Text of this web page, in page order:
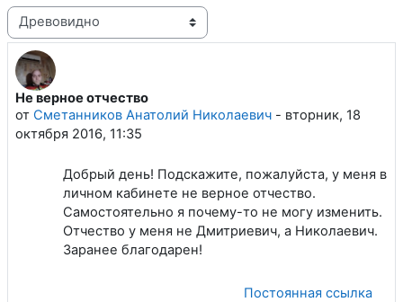
Режим отображения
Не верное отчество
от Сметанников Анатолий Николаевич - вторник, 18
октября 2016, 11:35
Количество ответов: 1
Добрый день! Подскажите, пожалуйста, у меня в
личном кабинете не верное отчество.
Самостоятельно я почему-то не могу изменить.
Отчество у меня не Дмитриевич, а Николаевич.
Заранее благодарен!
Постоянная ссылка